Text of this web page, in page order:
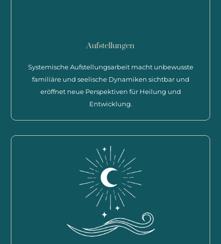
Aufstellungen
Systemische Aufstellungsarbeit macht unbewusste
familiäre und seelische Dynamiken sichtbar und
eröffnet neue Perspektiven für Heilung und
Entwicklung.